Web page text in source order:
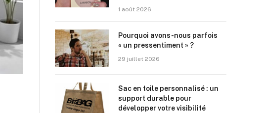
1 août 2026
Pourquoi avons-nous parfois
« un pressentiment » ?
29 juillet 2026
Sac en toile personnalisé : un
support durable pour
développer votre visibilité